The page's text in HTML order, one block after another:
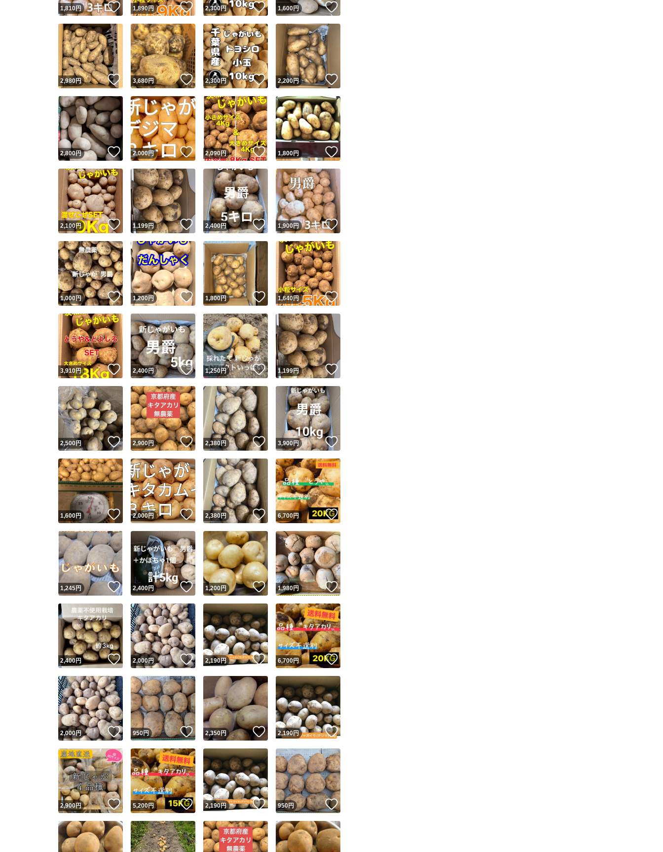
ユーザーの実績について
Yahoo!フリマが定めた一定の基準を満たしたユーザーにバッジを付与しています
安心取引出品者
安心取引出品者 Yahoo!フリマの基準をクリアした安心・安全なユーザーです
取引実績
取引実績◯+ このユーザーはYahoo!フリマの取引を完了させた実績があります
他フリマ実績◯+ このユーザーは他フリマサービスでの取引実績があります
スピード&安心発送
※このバッジは実績に基づく表示であり、発送を保証しているものではありません
スピード＆安心発送
このユーザーは高頻度で24時間以内＆設定した発送日数内に発送してい
ます
スピード発送 このユーザーは高頻度で24時間以内に発送しています
安心発送 このユーザーは設定した発送日数内に発送しています
この商品の情報をコピーします
商品画像の無断転載は禁止されています
コピーは1商品につき1回です
出品ページへ
キャンセル
1,810円 いいね！
1,890円 いいね！
2,300円 いいね！
1,600円
2,980円 いいね！
3,680円 いいね！
2,300円 いいね！
2,200円
2,800円 いいね！
2,000円 いいね！
2,090円 いいね！
1,800円
2,100円 いいね！
1,199円 いいね！
2,400円 いいね！
1,900円
1,000円 いいね！
1,200円 いいね！
1,800円 いいね！
1,640円
3,910円 いいね！
2,400円 いいね！
1,250円 いいね！
1,199円
2,500円 いいね！
2,900円 いいね！
2,380円 いいね！
3,900円
1,600円 いいね！
2,000円 いいね！
2,380円 いいね！
6,700円
1,245円 いいね！
2,400円 いいね！
1,200円 いいね！
1,980円 いいね！
2,400円 いいね！
2,000円 いいね！
2,190円 いいね！
6,700円 いいね！
2,000円 いいね！
950円 いいね！
2,350円 いいね！
2,190円 いいね！
2,900円 いいね！
5,200円 いいね！
2,190円 いいね！
950円 いいね！